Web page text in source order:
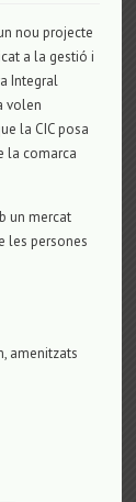
nou projecte
a la gestió i
Integral
volen
la CIC posa
la comarca
un mercat
les persones
amenitzats